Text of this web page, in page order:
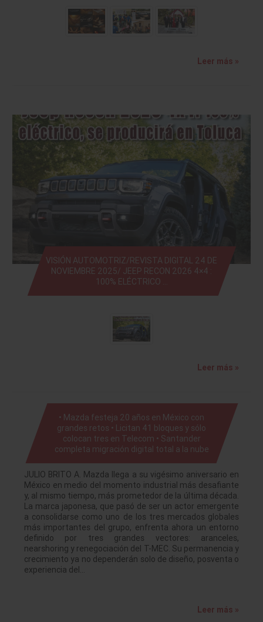
Leer más »
VISIÓN AUTOMOTRIZ/REVISTA DIGITAL 24 DE
NOVIEMBRE 2025/ JEEP RECON 2026 4×4 :
100% ELÉCTRICO …
Leer más »
• Mazda festeja 20 años en México con
grandes retos • Licitan 41 bloques y sólo
colocan tres en Telecom • Santander
completa migración digital total a la nube
JULIO BRITO A. Mazda llega a su vigésimo aniversario en
México en medio del momento industrial más desafiante
y, al mismo tiempo, más prometedor de la última década.
La marca japonesa, que pasó de ser un actor emergente
a consolidarse como uno de los tres mercados globales
más importantes del grupo, enfrenta ahora un entorno
definido por tres grandes vectores: aranceles,
nearshoring y renegociación del T-MEC. Su permanencia y
crecimiento ya no dependerán solo de diseño, posventa o
experiencia del…
Leer más »